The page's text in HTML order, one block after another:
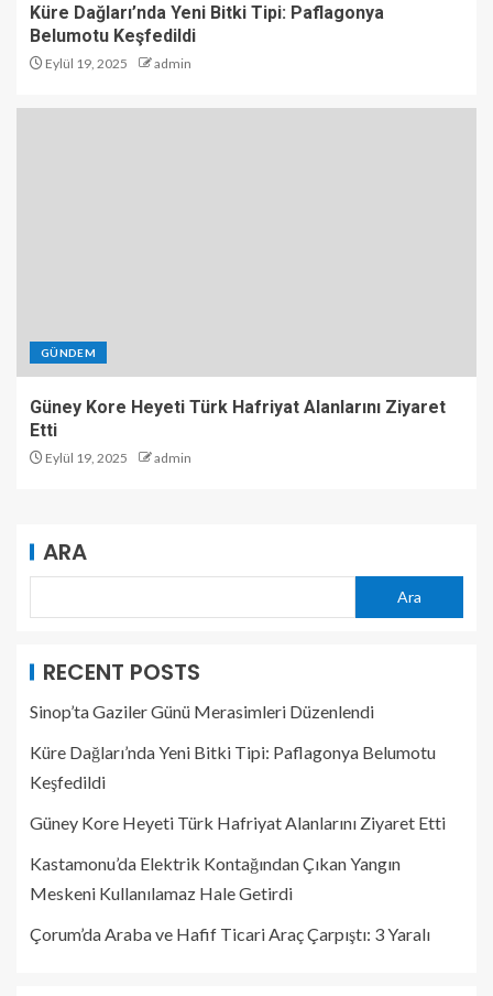
Küre Dağları’nda Yeni Bitki Tipi: Paflagonya
Belumotu Keşfedildi
Eylül 19, 2025 admin
GÜNDEM
Güney Kore Heyeti Türk Hafriyat Alanlarını Ziyaret
Etti
Eylül 19, 2025 admin
ARA
Ara
RECENT POSTS
Sinop’ta Gaziler Günü Merasimleri Düzenlendi
Küre Dağları’nda Yeni Bitki Tipi: Paflagonya Belumotu
Keşfedildi
Güney Kore Heyeti Türk Hafriyat Alanlarını Ziyaret Etti
Kastamonu’da Elektrik Kontağından Çıkan Yangın
Meskeni Kullanılamaz Hale Getirdi
Çorum’da Araba ve Hafif Ticari Araç Çarpıştı: 3 Yaralı